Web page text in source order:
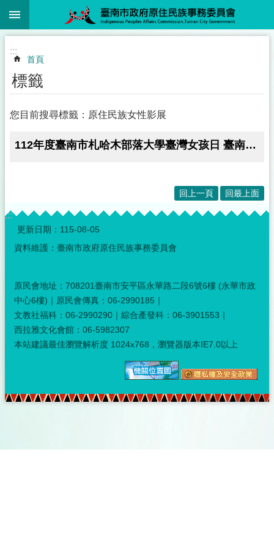
跳到主要內容區塊
:::
首頁
標籤
您目前搜尋標籤：原住民族女性影展
112年度臺南市札哈木部落大學臺灣女孩日 臺南性平月「原映」影展傳達平權觀念
回上一頁 回最上面
:::
更新日期： 115-08-05
資料維護：臺南市政府原住民族事務委員會
原民會地址：708201臺南市安平區永華路二段6號6樓 (永華市政
中心6樓)｜原民會傳真：06-2990185｜
文教社福科：06-2990290｜綜合產發科：06-3901553｜
西拉雅文化會館：06-5982307
本站建議最佳瀏覽解析度 1024x768，瀏覽器版本IE7.0以上